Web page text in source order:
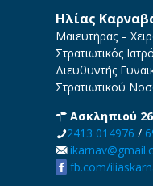
Ηλίας
Μαιευτήρας –
Στρατιωτικός
Διευθυντής
Στρατιωτικού
Ασκληπιού
2413 014976 /
fb.com/